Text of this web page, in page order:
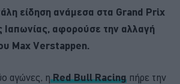
είδηση ανάμεσα στα Grand Prix
Ιαπωνίας, αφορούσε την αλλαγή
Max Verstappen.
αγώνες, ηRed Bull Racing πήρε την